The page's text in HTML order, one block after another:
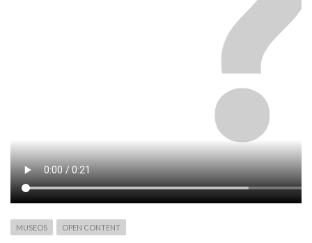
MUSEOS OPEN CONTENT